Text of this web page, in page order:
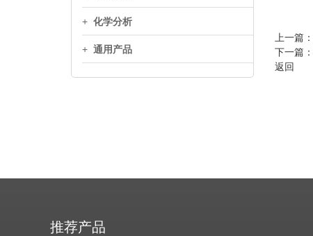
+ 化学分析
+ 通用产品
上一篇：
下一篇：
返回
推荐产品